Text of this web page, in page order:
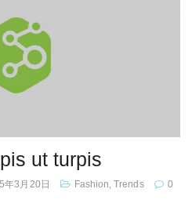
ut turpis
年3月20日 Fashion,Trends
0